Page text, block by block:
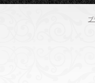
ブ